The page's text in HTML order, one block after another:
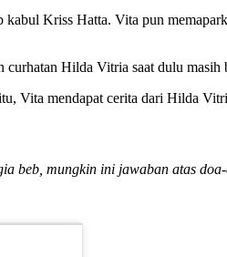
Kriss Hatta. Vita pun
Hilda Vitria saat dulu masih
Vita mendapat cerita dari Hilda
beb, mungkin ini jawaban atas